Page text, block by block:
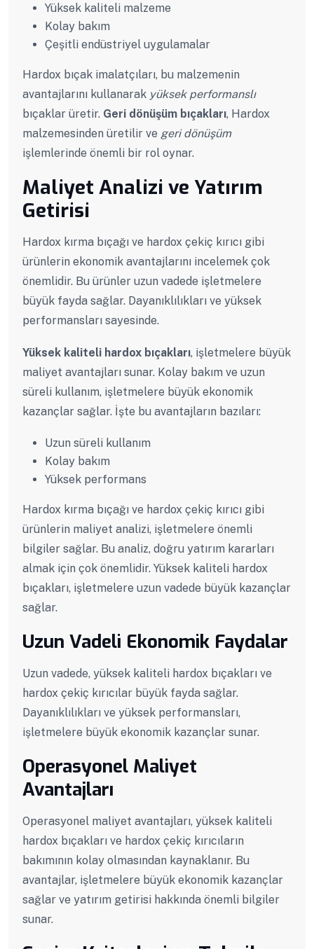
Yüksek kaliteli malzeme
Kolay bakım
Çeşitli endüstriyel uygulamalar
Hardox bıçak imalatçıları, bu malzemenin
avantajlarını kullanarak yüksek performanslı
bıçaklar üretir. Geri dönüşüm bıçakları, Hardox
malzemesinden üretilir ve geri dönüşüm
işlemlerinde önemli bir rol oynar.
Maliyet Analizi ve Yatırım
Getirisi
Hardox kırma bıçağı ve hardox çekiç kırıcı gibi
ürünlerin ekonomik avantajlarını incelemek çok
önemlidir. Bu ürünler uzun vadede işletmelere
büyük fayda sağlar. Dayanıklılıkları ve yüksek
performansları sayesinde.
Yüksek kaliteli hardox bıçakları, işletmelere büyük
maliyet avantajları sunar. Kolay bakım ve uzun
süreli kullanım, işletmelere büyük ekonomik
kazançlar sağlar. İşte bu avantajların bazıları:
Uzun süreli kullanım
Kolay bakım
Yüksek performans
Hardox kırma bıçağı ve hardox çekiç kırıcı gibi
ürünlerin maliyet analizi, işletmelere önemli
bilgiler sağlar. Bu analiz, doğru yatırım kararları
almak için çok önemlidir. Yüksek kaliteli hardox
bıçakları, işletmelere uzun vadede büyük kazançlar
sağlar.
Uzun Vadeli Ekonomik Faydalar
Uzun vadede, yüksek kaliteli hardox bıçakları ve
hardox çekiç kırıcılar büyük fayda sağlar.
Dayanıklılıkları ve yüksek performansları,
işletmelere büyük ekonomik kazançlar sunar.
Operasyonel Maliyet
Avantajları
Operasyonel maliyet avantajları, yüksek kaliteli
hardox bıçakları ve hardox çekiç kırıcıların
bakımının kolay olmasından kaynaklanır. Bu
avantajlar, işletmelere büyük ekonomik kazançlar
sağlar ve yatırım getirisi hakkında önemli bilgiler
sunar.